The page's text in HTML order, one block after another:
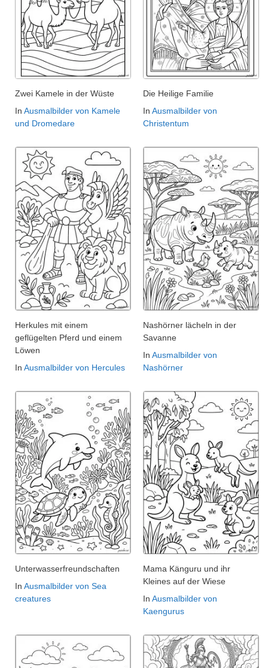
Zwei Kamele in der Wüste
In Ausmalbilder von Kamele
und Dromedare
Die Heilige Familie
In Ausmalbilder von
Christentum
Herkules mit einem
geflügelten Pferd und einem
Löwen
In Ausmalbilder von Hercules
Nashörner lächeln in der
Savanne
In Ausmalbilder von
Nashörner
Unterwasserfreundschaften
In Ausmalbilder von Sea
creatures
Mama Känguru und ihr
Kleines auf der Wiese
In Ausmalbilder von
Kaengurus